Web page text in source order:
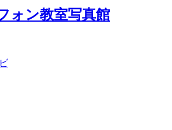
ォン教室写真館